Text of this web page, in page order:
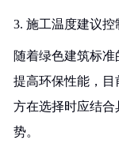
3. 施工温度建议
随着绿色建筑标
提高环保性能，
方在选择时应结
势。